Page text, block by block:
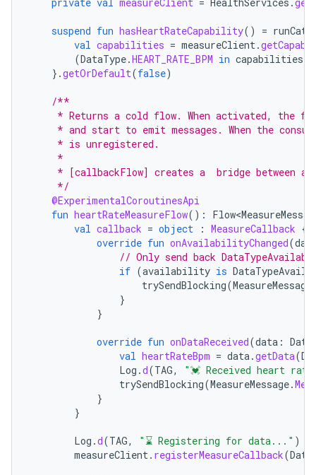
suspend fun hasHeartRateCapability() =
val capabilities = measureClient.
(DataType.HEART_RATE_BPM in capabilities
}.getOrDefault(false)
/**
* Returns a cold flow. When activated, the
* and start to emit messages. When the
     * is unregistered.
     *
* [callbackFlow] creates a  bridge between a
     */
@ExperimentalCoroutinesApi
fun heartRateMeasureFlow():
val callback = object : MeasureCallback {
override fun onAvailabilityChanged(
// Only send back
if (availability is
trySendBlocking(MeasureMessage
}
}
override fun onDataReceived(data :
val heartRateBpm = data.getData(
Log .d(TAG,
"💓 Received heart
trySendBlocking(MeasureMessage.
}
}
Log .d(TAG, "⌛ Registering for data..." )
measureClient. registerMeasureCallback(